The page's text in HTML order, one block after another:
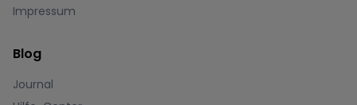
Impressum
Blog
Journal